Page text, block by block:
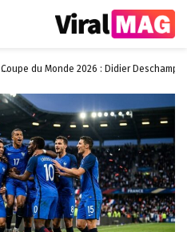
Coupe du Monde 2026 : Didier